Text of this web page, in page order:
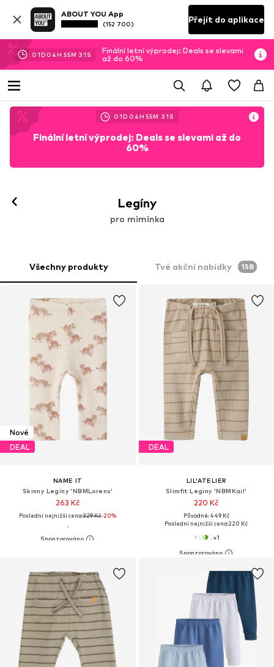
ABOUT YOU App
(152 700) Přejít do aplikace
01D 04H 55M 29 S
Finální letní výprodej: Deals se slevami
až do 60%
01D 04H 55M 29 S
Finální letní výprodej: Deals se slevami až do
60%
Legíny
pro miminka
Všechny produkty Tvé akční nabídky 158
Nové
DEAL
NAME IT
Skinny Legíny 'NBMLorens'
263 Kč
Poslední nejnižší cena:329 Kč-20%
DEAL
LIL'ATELIER
Slimfit Legíny 'NBMKail'
220 Kč
Původně: 449 Kč
Poslední nejnižší cena:220 Kč
+1